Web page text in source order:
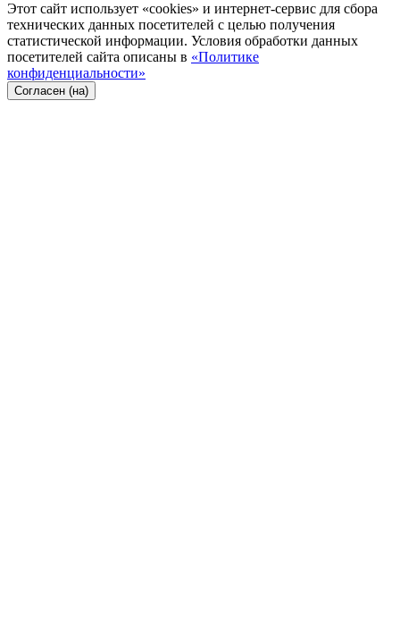
Этот сайт использует «cookies» и интернет-сервис для сбора
технических данных посетителей с целью получения
статистической информации. Условия обработки данных
посетителей сайта описаны в «Политике
конфиденциальности»
Согласен (на)